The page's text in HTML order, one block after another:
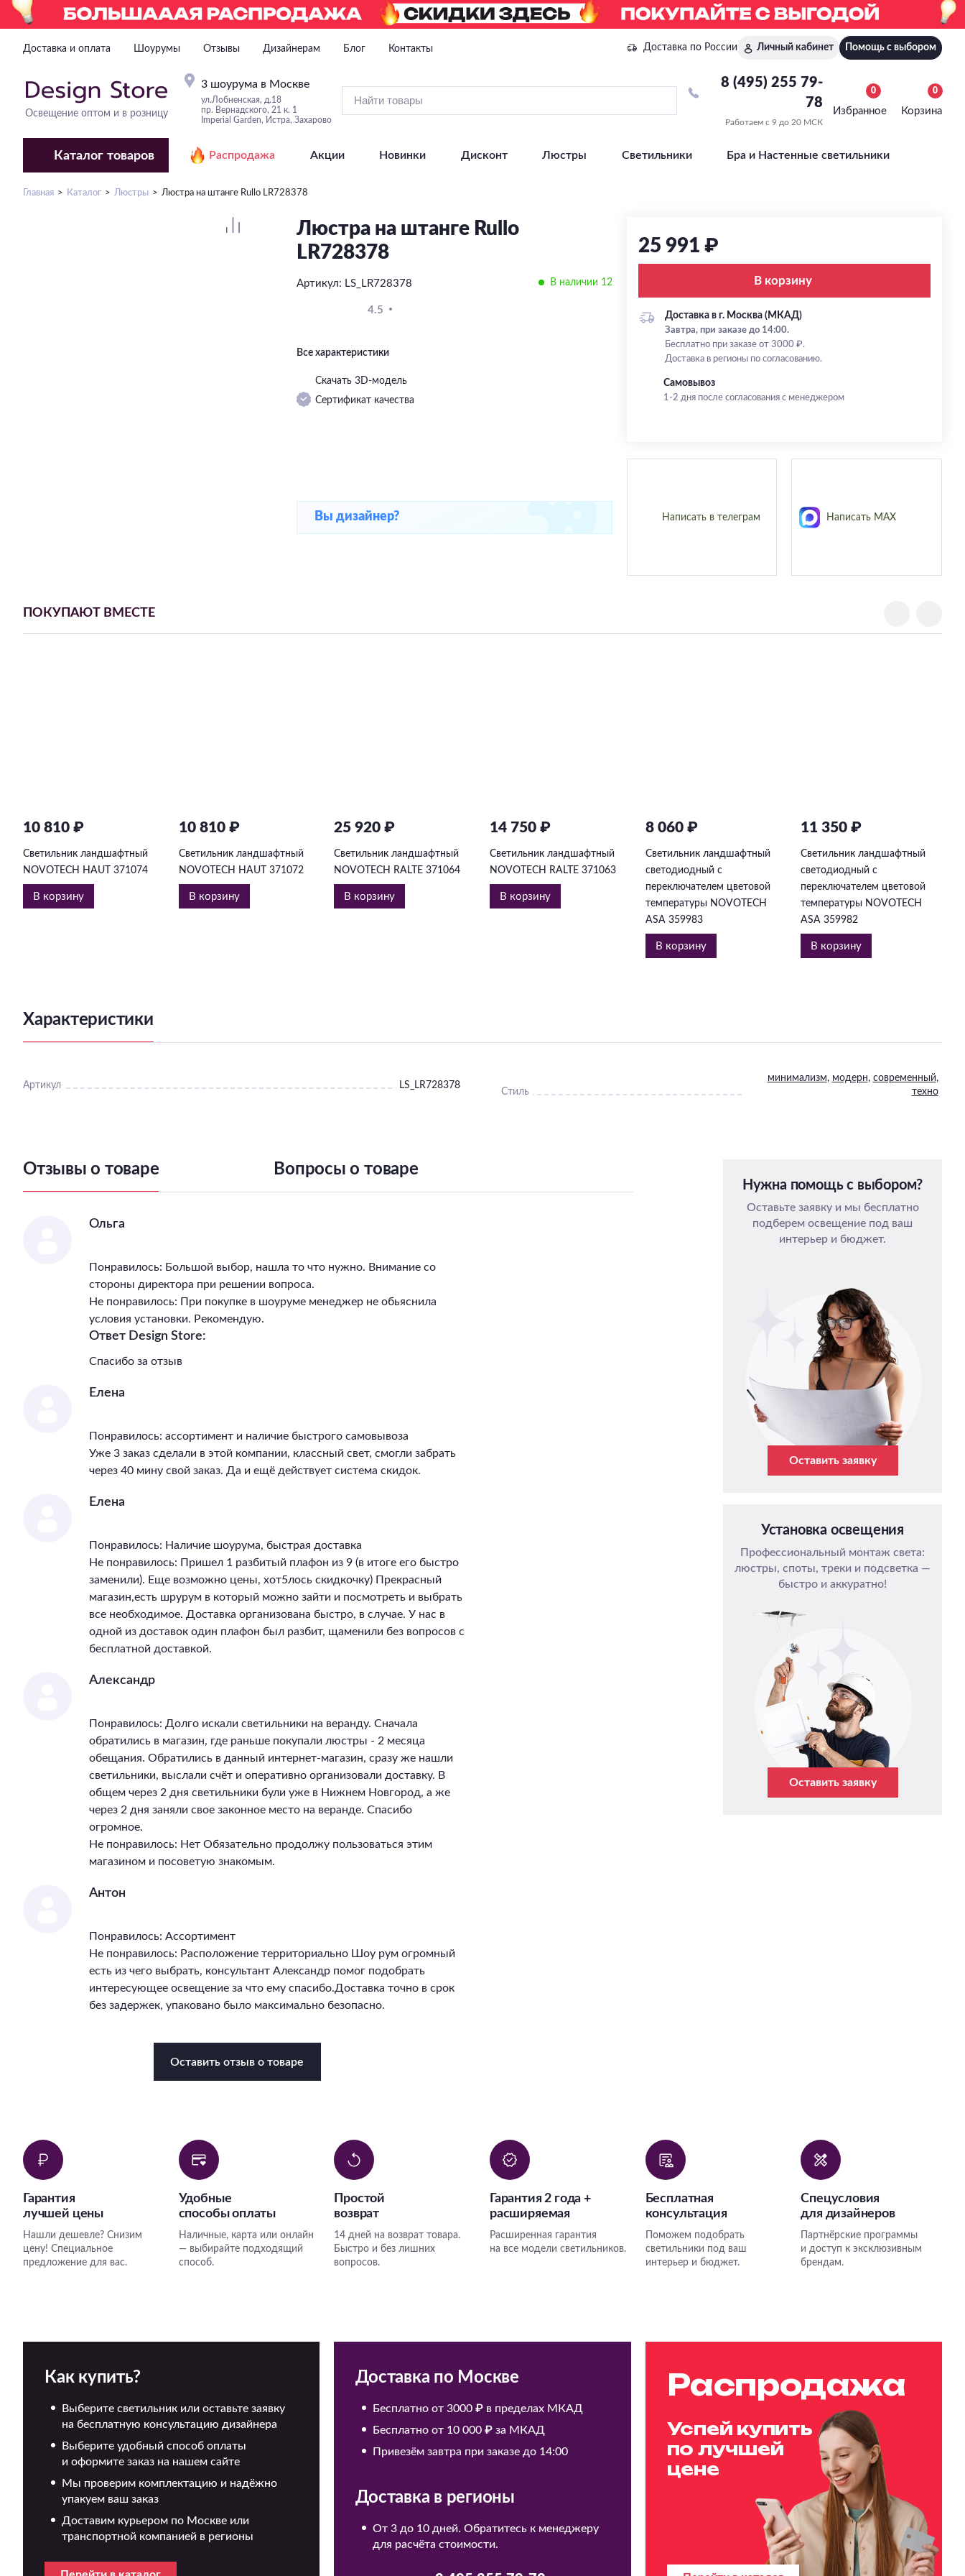
Доставка и оплата Шоурумы Отзывы Дизайнерам Блог Контакты Доставка по России Личный кабинет Помощь с выбором
Освещение оптом и в розницу
3 шоурума в Москве
ул.Лобненская, д.18
пр. Вернадского, 21 к. 1
Imperial Garden, Истра, Захарово
8 (495) 255 79-
78
Работаем с 9 до 20 МСК
Избранное
0
Корзина
0
Каталог товаров Распродажа Акции Новинки Дисконт Люстры Светильники Бра и Настенные светильники
Главная Каталог Люстры Люстра на штанге Rullo LR728378
Люстра на штанге Rullo
LR728378
Артикул: LS_LR728378 В наличии 12
4.5
Все характеристики
Скачать 3D-модель
Сертификат качества
25 991 ₽
В корзину
Доставка в г. Москва (МКАД)
Завтра, при заказе до 14:00.
Бесплатно при заказе от 3000 ₽.
Доставка в регионы по согласованию.
Самовывоз
1-2 дня после согласования с менеджером
Вы дизайнер? Написать в телеграм Написать MAX
ПОКУПАЮТ ВМЕСТЕ
10 810 ₽
Светильник ландшафтный
NOVOTECH HAUT 371074
В корзину
10 810 ₽
Светильник ландшафтный
NOVOTECH HAUT 371072
В корзину
25 920 ₽
Светильник ландшафтный
NOVOTECH RALTE 371064
В корзину
14 750 ₽
Светильник ландшафтный
NOVOTECH RALTE 371063
В корзину
8 060 ₽
Светильник ландшафтный
светодиодный с
переключателем цветовой
температуры NOVOTECH
ASA 359983
В корзину
11 350 ₽
Светильник ландшафтный
светодиодный с
переключателем цветовой
температуры NOVOTECH
ASA 359982
В корзину
Характеристики
Артикул LS_LR728378
Стиль
минимализм, модерн, современный,
техно
Отзывы о товаре Вопросы о товаре
Ольга
Понравилось: Большой выбор, нашла то что нужно. Внимание со
стороны директора при решении вопроса.
Не понравилось: При покупке в шоуруме менеджер не обьяснила
условия установки. Рекомендую.
Ответ Design Store:
Спасибо за отзыв
Елена
Понравилось: ассортимент и наличие быстрого самовывоза
Уже 3 заказ сделали в этой компании, классный свет, смогли забрать
через 40 мину свой заказ. Да и ещё действует система скидок.
Елена
Понравилось: Наличие шоурума, быстрая доставка
Не понравилось: Пришел 1 разбитый плафон из 9 (в итоге его быстро
заменили). Еще возможно цены, хот5лось скидкочку) Прекрасный
магазин,есть шрурум в который можно зайти и посмотреть и выбрать
все необходимое. Доставка организована быстро, в случае. У нас в
одной из доставок один плафон был разбит, щаменили без вопросов с
бесплатной доставкой.
Александр
Понравилось: Долго искали светильники на веранду. Сначала
обратились в магазин, где раньше покупали люстры - 2 месяца
обещания. Обратились в данный интернет-магазин, сразу же нашли
светильники, выслали счёт и оперативно организовали доставку. В
общем через 2 дня светильники були уже в Нижнем Новгород, а же
через 2 дня заняли свое законное место на веранде. Спасибо
огромное.
Не понравилось: Нет Обязательно продолжу пользоваться этим
магазином и посоветую знакомым.
Антон
Понравилось: Ассортимент
Не понравилось: Расположение территориально Шоу рум огромный
есть из чего выбрать, консультант Александр помог подобрать
интересующее освещение за что ему спасибо.Доставка точно в срок
без задержек, упаковано было максимально безопасно.
Оставить отзыв о товаре
Нужна помощь с выбором?
Оставьте заявку и мы бесплатно
подберем освещение под ваш
интерьер и бюджет.
Оставить заявку
Установка освещения
Профессиональный монтаж света:
люстры, споты, треки и подсветка —
быстро и аккуратно!
Оставить заявку
Гарантия
лучшей цены
Нашли дешевле? Снизим
цену! Специальное
предложение для вас.
Удобные
способы оплаты
Наличные, карта или онлайн
— выбирайте подходящий
способ.
Простой
возврат
14 дней на возврат товара.
Быстро и без лишних
вопросов.
Гарантия 2 года +
расширяемая
Расширенная гарантия
на все модели светильников.
Бесплатная
консультация
Поможем подобрать
светильники под ваш
интерьер и бюджет.
Спецусловия
для дизайнеров
Партнёрские программы
и доступ к эксклюзивным
брендам.
Как купить?
Выберите светильник или оставьте заявку
на бесплатную консультацию дизайнера
Выберите удобный способ оплаты
и оформите заказ на нашем сайте
Мы проверим комплектацию и надёжно
упакуем ваш заказ
Доставим курьером по Москве или
транспортной компанией в регионы
Доставка по Москве
Бесплатно от 3000 ₽ в пределах МКАД
Бесплатно от 10 000 ₽ за МКАД
Привезём завтра при заказе до 14:00
Доставка в регионы
От 3 до 10 дней. Обратитесь к менеджеру
для расчёта стоимости.
Распродажа
Успей купить
по лучшей
цене